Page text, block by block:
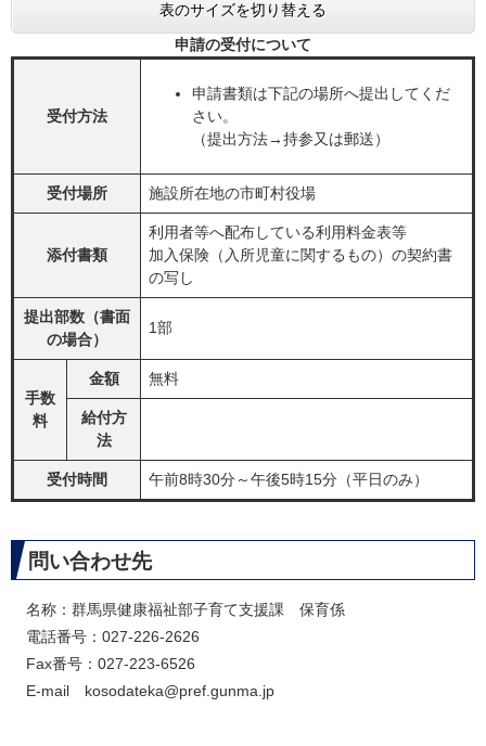
表のサイズを切り替える
申請の受付について
受付方法
申請書類は下記の場所へ提出してくだ
さい。
（提出方法→持参又は郵送）
受付場所 施設所在地の市町村役場
添付書類
利用者等へ配布している利用料金表等
加入保険（入所児童に関するもの）の契約書
の写し
提出部数（書面
の場合）
1部
手数
料
金額 無料
給付方
法
受付時間 午前8時30分～午後5時15分（平日のみ）
問い合わせ先
名称：群馬県健康福祉部子育て支援課 保育係
電話番号：027-226-2626
Fax番号：027-223-6526
E-mail ​kosodateka@pref.gunma.jp